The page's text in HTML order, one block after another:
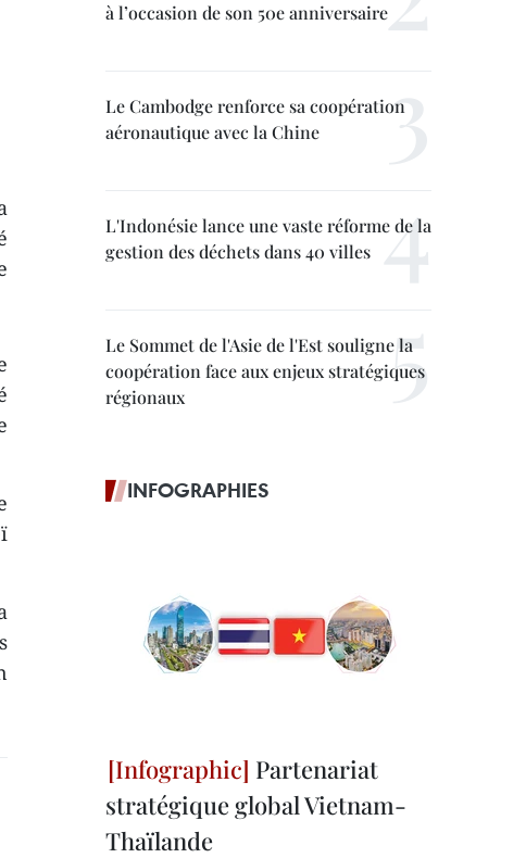
à l’occasion de son 50e anniversaire
Le Cambodge renforce sa coopération
aéronautique avec la Chine
L'Indonésie lance une vaste réforme de la
gestion des déchets dans 40 villes
Le Sommet de l'Asie de l'Est souligne la
coopération face aux enjeux stratégiques
régionaux
INFOGRAPHIES
Partenariat
stratégique global Vietnam-
Thaïlande